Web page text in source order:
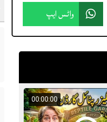
واٹس ایپ
00:00:00